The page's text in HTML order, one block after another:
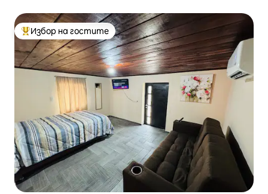
Най-популярен избор на гостите
Избор на гостите